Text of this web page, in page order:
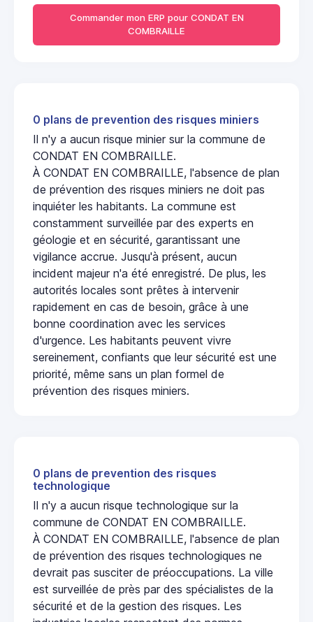
Commander mon ERP pour CONDAT EN
COMBRAILLE
0 plans de prevention des risques miniers
Il n'y a aucun risque minier sur la commune de
CONDAT EN COMBRAILLE.
À CONDAT EN COMBRAILLE, l'absence de plan
de prévention des risques miniers ne doit pas
inquiéter les habitants. La commune est
constamment surveillée par des experts en
géologie et en sécurité, garantissant une
vigilance accrue. Jusqu'à présent, aucun
incident majeur n'a été enregistré. De plus, les
autorités locales sont prêtes à intervenir
rapidement en cas de besoin, grâce à une
bonne coordination avec les services
d'urgence. Les habitants peuvent vivre
sereinement, confiants que leur sécurité est une
priorité, même sans un plan formel de
prévention des risques miniers.
0 plans de prevention des risques
technologique
Il n'y a aucun risque technologique sur la
commune de CONDAT EN COMBRAILLE.
À CONDAT EN COMBRAILLE, l'absence de plan
de prévention des risques technologiques ne
devrait pas susciter de préoccupations. La ville
est surveillée de près par des spécialistes de la
sécurité et de la gestion des risques. Les